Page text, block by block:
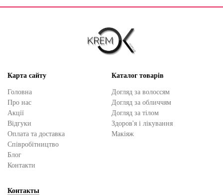
Карта сайту
Головна
Про нас
Акції
Відгуки
Оплата та доставка
Cпівробітництво
Блог
Контакти
Каталог товарів
Догляд за волоссям
Догляд за обличчям
Догляд за тілом
Здоров'я і лікування
Макіяж
Контакты